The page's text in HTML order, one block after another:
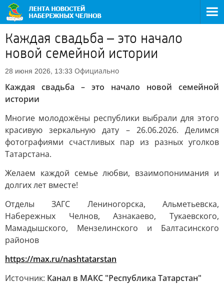
Каждая свадьба – это начало
новой семейной истории
28 июня 2026, 13:33 Официально
Каждая свадьба – это начало новой семейной
истории
Многие молодожёны республики выбрали для этого
красивую зеркальную дату – 26.06.2026. Делимся
фотографиями счастливых пар из разных уголков
Татарстана.
Желаем каждой семье любви, взаимопонимания и
долгих лет вместе!
Отделы ЗАГС Лениногорска, Альметьевска,
Набережных Челнов, Азнакаево, Тукаевского,
Мамадышского, Мензелинского и Балтасинского
районов
https://max.ru/nashtatarstan
Источник: Канал в МАКС "Республика Татарстан"